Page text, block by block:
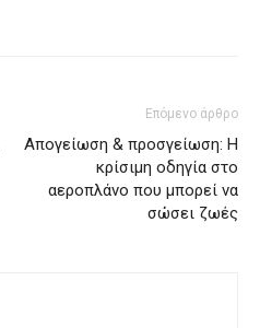
Επόμενο άρθρο
Απογείωση & προσγείωση: Η
κρίσιμη οδηγία στο
αεροπλάνο που μπορεί να
σώσει ζωές